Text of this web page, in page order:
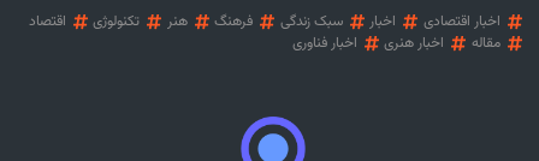
اخبار اقتصادی اخبار سبک زندگی فرهنگ هنر تکنولوژی
اقتصاد
مقاله
اخبار هنری اخبار فناوری